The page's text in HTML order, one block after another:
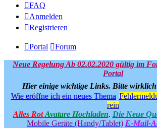
FAQ
Anmelden
Registrieren
Portal Forum
Neue Regelung Ab 02.02.2020 gültig im
Portal
Hier einige wichtige Links. Bitte wirklich
Wie eröffne ich ein neues Thema
rein
Alles Rot Avatare Hochladen. Die Neue
Mobile Geräte (Handy/Tablet) E-Mail-